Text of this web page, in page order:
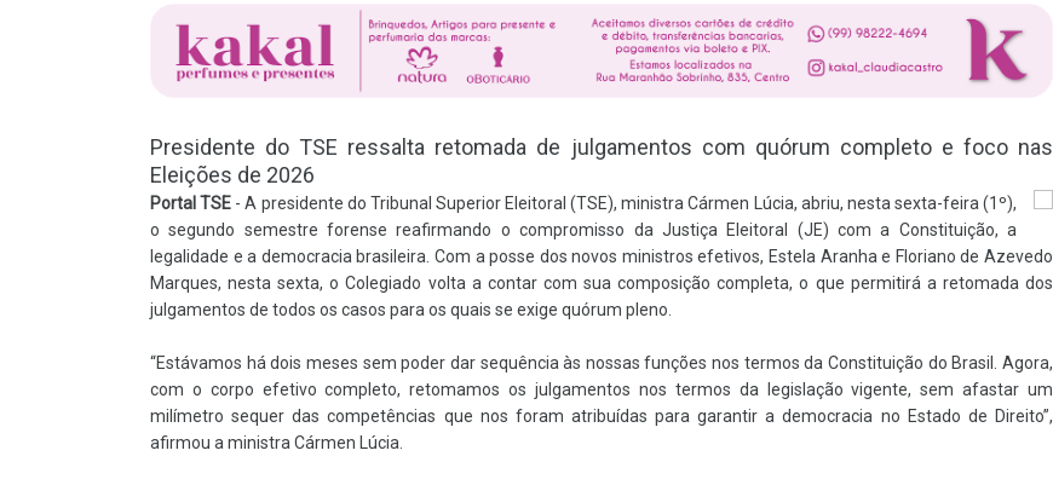
Presidente do TSE ressalta retomada de julgamentos com quórum completo e foco nas
Eleições de 2026
Portal TSE - A presidente do Tribunal Superior Eleitoral (TSE), ministra Cármen Lúcia, abriu, nesta sexta-feira (1º),
o segundo semestre forense reafirmando o compromisso da Justiça Eleitoral (JE) com a Constituição, a
legalidade e a democracia brasileira. Com a posse dos novos ministros efetivos, Estela Aranha e Floriano de Azevedo
Marques, nesta sexta, o Colegiado volta a contar com sua composição completa, o que permitirá a retomada dos
julgamentos de todos os casos para os quais se exige quórum pleno.
“Estávamos há dois meses sem poder dar sequência às nossas funções nos termos da Constituição do Brasil. Agora,
com o corpo efetivo completo, retomamos os julgamentos nos termos da legislação vigente, sem afastar um
milímetro sequer das competências que nos foram atribuídas para garantir a democracia no Estado de Direito”,
afirmou a ministra Cármen Lúcia.